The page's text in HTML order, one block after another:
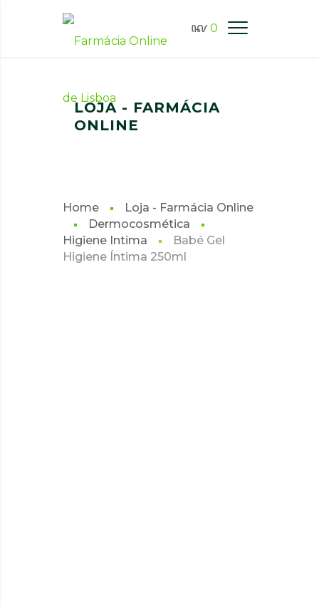
0
FARMÁCIA ONLINE LISBOA
LOJA - FARMÁCIA
ONLINE
Home
Loja - Farmácia Online
Dermocosmética
Higiene Intima
Babé Gel
Higiene Íntima 250ml